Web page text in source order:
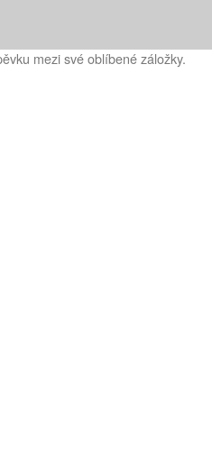
mezi své oblíbené záložky.